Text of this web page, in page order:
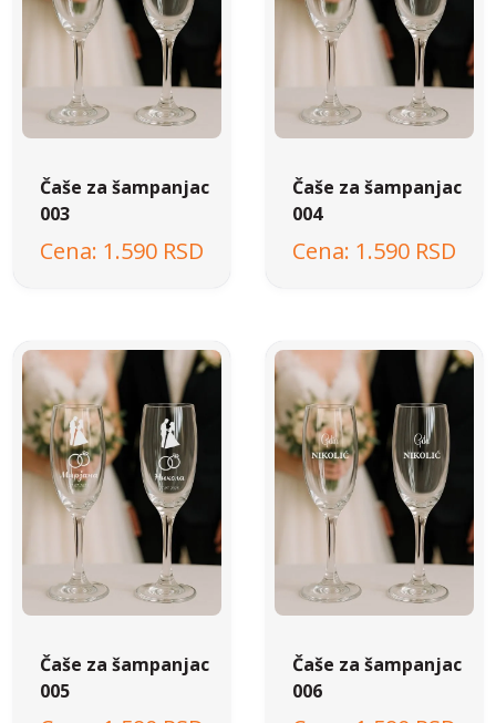
Čaše za šampanjac
003
1.590 RSD
Čaše za šampanjac
004
1.590 RSD
Čaše za šampanjac
005
Čaše za šampanjac
006